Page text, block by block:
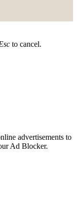
to cancel.
advertisements to
Ad Blocker.